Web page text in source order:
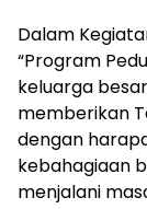
Dalam
“Program
keluarga
memberikan
dengan
kebahagiaan
menjalani